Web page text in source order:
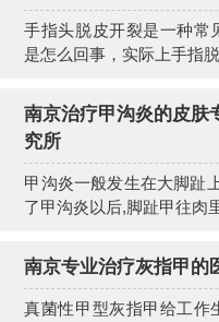
手指头脱皮开裂是一种常
是怎么回事，实际上手指
南京治疗甲沟炎的皮肤
究所
甲沟炎一般发生在大脚趾
了甲沟炎以后,脚趾甲往肉
南京专业治疗灰指甲的
真菌性甲型灰指甲给工作